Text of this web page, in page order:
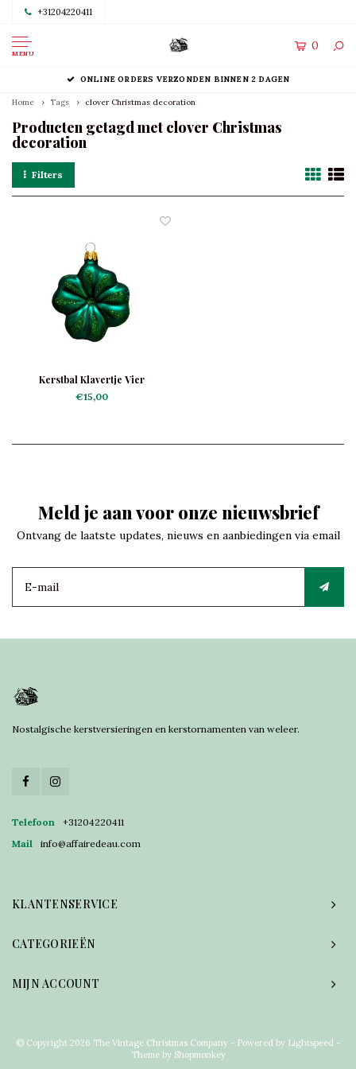
+31204220411
MENU
0
ONLINE ORDERS VERZONDEN BINNEN 2 DAGEN
Home Tags clover Christmas decoration
Producten getagd met clover Christmas
decoration
Filters
Kerstbal Klavertje Vier
Donkergroen
€15,00
Meld je aan voor onze nieuwsbrief
Ontvang de laatste updates, nieuws en aanbiedingen via email
Nostalgische kerstversieringen en kerstornamenten van weleer.
Telefoon
+31204220411
Mail
info@affairedeau.com
KLANTENSERVICE
CATEGORIEËN
MIJN ACCOUNT
© Copyright 2026 The Vintage Christmas Company - Powered by Lightspeed -
Theme by Shopmonkey